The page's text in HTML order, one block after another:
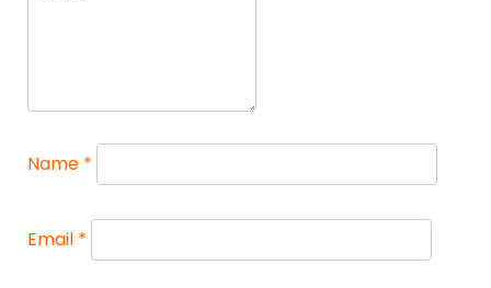
Name *
Email *